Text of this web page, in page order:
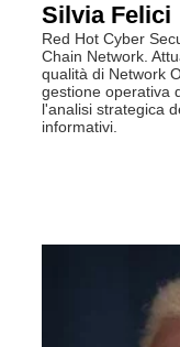
Silvia Felici
Red Hot Cyber
Chain Network.
qualità di Network
gestione operativa
l'analisi strategica
informativi.